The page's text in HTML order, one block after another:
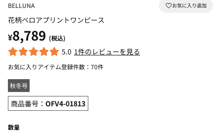
BELLUNA
花柄ベロアプリントワンピース
¥8,789 (税込)
5.0 1件のレビューを見る
お気に入りアイテム登録件数： 70件
秋冬号
商品番号： OFV4-01813
数量